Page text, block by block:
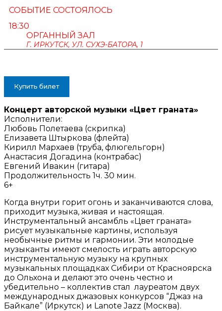
СОБЫТИЕ СОСТОЯЛОСЬ
18:30
ОРГАННЫЙ ЗАЛ
Г. ИРКУТСК, УЛ. СУХЭ-БАТОРА, 1
Купить билет
Концерт авторской музыки «Цвет граната»
Исполнители:
Любовь Полетаева (скрипка)
Елизавета Штыркова (флейта)
Кирилл Мархаев (труба, флюгельгорн)
Анастасия Догадина (контрабас)
Евгений Ивакин (гитара)
Продолжительность 1ч. 30 мин.
6+
Когда внутри горит огонь и заканчиваются слова,
приходит музыка, живая и настоящая.
Инструментальный ансамбль «Цвет граната»
рисует музыкальные картины, используя
необычные ритмы и гармонии. Эти молодые
музыканты имеют смелость играть авторскую
инструментальную музыку на крупных
музыкальных площадках Сибири от Красноярска
до Ольхона и делают это очень честно и
убедительно – коллектив стал лауреатом двух
международных джазовых конкурсов “Джаз на
Байкале” (Иркутск) и Lanote Jazz (Москва).